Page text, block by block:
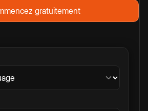
gratuitement